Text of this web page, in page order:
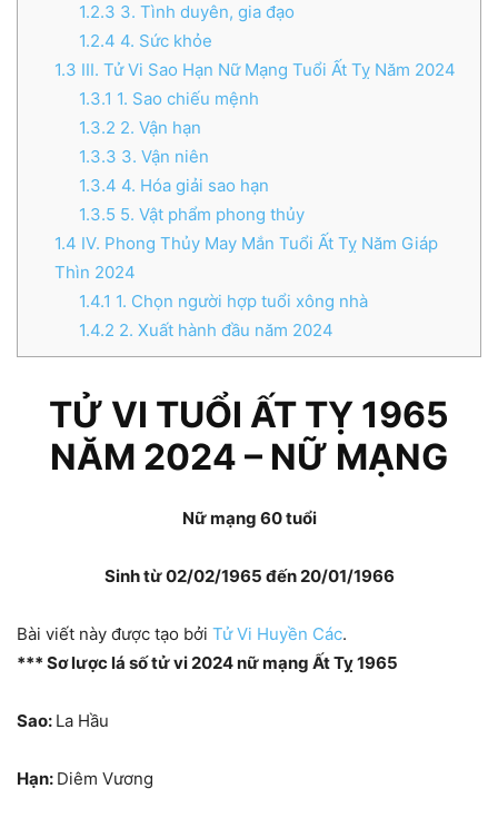
1.2.3 3. Tình duyên, gia đạo
1.2.4 4. Sức khỏe
1.3 III. Tử Vi Sao Hạn Nữ Mạng Tuổi Ất Tỵ Năm 2024
1.3.1 1. Sao chiếu mệnh
1.3.2 2. Vận hạn
1.3.3 3. Vận niên
1.3.4 4. Hóa giải sao hạn
1.3.5 5. Vật phẩm phong thủy
1.4 IV. Phong Thủy May Mắn Tuổi Ất Tỵ Năm Giáp
Thìn 2024
1.4.1 1. Chọn người hợp tuổi xông nhà
1.4.2 2. Xuất hành đầu năm 2024
TỬ VI TUỔI ẤT TỴ 1965
NĂM 2024 – NỮ MẠNG
Nữ mạng 60 tuổi
Sinh từ 02/02/1965 đến 20/01/1966
Bài viết này được tạo bởi Tử Vi Huyền Các.
*** Sơ lược lá số tử vi 2024 nữ mạng Ất Tỵ 1965
Sao: La Hầu
Hạn: Diêm Vương